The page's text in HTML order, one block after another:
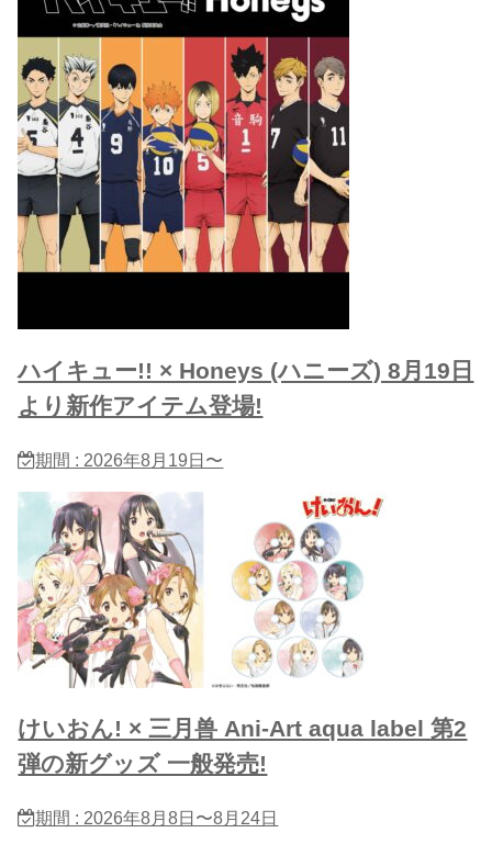
ハイキュー!! × Honeys (ハニーズ) 8月19日
より新作アイテム登場!
期間 : 2026年8月19日〜
けいおん! × 三月兽 Ani-Art aqua label 第2
弾の新グッズ 一般発売!
期間 : 2026年8月8日〜8月24日